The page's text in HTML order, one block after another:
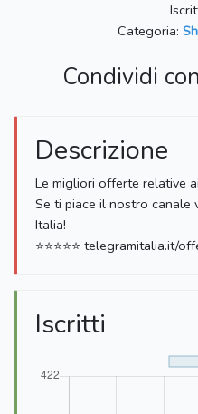
Categoria:
Condividi
Descrizione
Le migliori offerte relative
Se ti piace il nostro canale
Italia!
⭐️⭐️⭐️⭐️⭐️ telegramitalia.it/
Iscritti